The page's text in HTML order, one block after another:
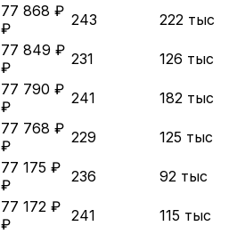
77 868 ₽
₽
243 222 тыс
77 849 ₽
₽
231 126 тыс
77 790 ₽
₽
241 182 тыс
77 768 ₽
₽
229 125 тыс
77 175 ₽
₽
236 92 тыс
77 172 ₽
₽
241 115 тыс